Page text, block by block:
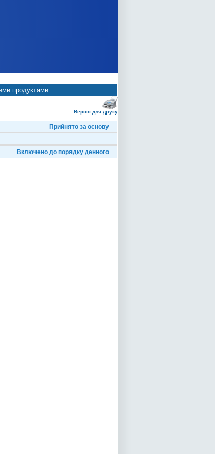
продуктами
Версія для друку
Прийнято за основу
Включено до порядку денного